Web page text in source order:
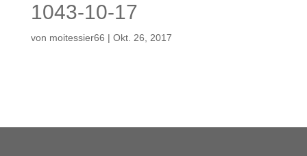
1043-10-17
von moitessier66 | Okt. 26, 2017